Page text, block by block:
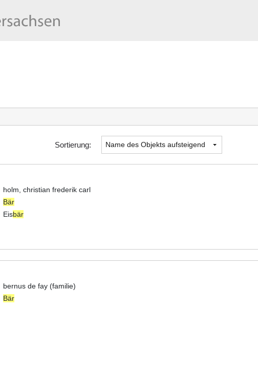
Sortierung:
holm, christian frederik carl
Bär
Eisbär
bernus de fay (familie)
Bär